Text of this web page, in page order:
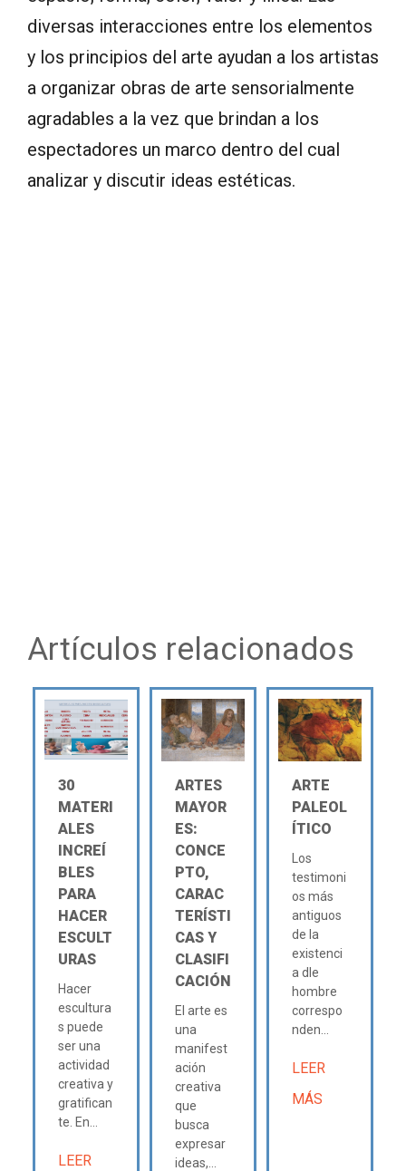
diversas interacciones entre los elementos
y los principios del arte ayudan a los artistas
a organizar obras de arte sensorialmente
agradables a la vez que brindan a los
espectadores un marco dentro del cual
analizar y discutir ideas estéticas.
Artículos relacionados
30
MATERI
ALES
INCREÍ
BLES
PARA
HACER
ESCULT
URAS
Hacer
escultura
s puede
ser una
actividad
creativa y
gratifican
te. En...
LEER
ARTES
MAYOR
ES:
CONCE
PTO,
CARAC
TERÍSTI
CAS Y
CLASIFI
CACIÓN
El arte es
una
manifest
ación
creativa
que
busca
expresar
ideas,...
ARTE
PALEOL
ÍTICO
Los
testimoni
os más
antiguos
de la
existenci
a dle
hombre
correspo
nden...
LEER
MÁS